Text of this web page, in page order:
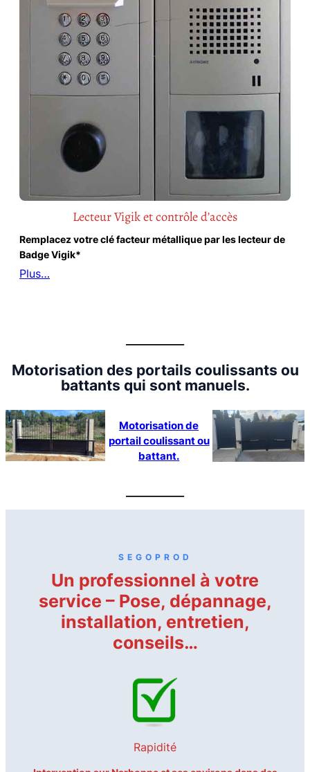
Lecteur Vigik et contrôle d’accès
Remplacez votre clé facteur métallique par les lecteur de
Badge Vigik*
Plus…
Motorisation des portails coulissants ou
battants qui sont manuels.
Motorisation de
portail coulissant ou
battant.
SEGOPROD
Un professionnel à votre
service – Pose, dépannage,
installation, entretien,
conseils…
Rapidité